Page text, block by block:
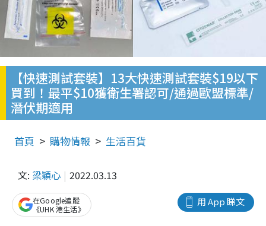
【快速測試套裝】13大快速測試套裝$19以下
買到！最平$10獲衛生署認可/通過歐盟標準/
潛伏期適用
首頁 購物情報 生活百貨
文: 梁穎心 2022.03.13
用 App 睇文
在Google追蹤
《UHK 港生活》